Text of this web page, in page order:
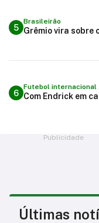
5
Brasileirão
Grêmio vira sobre
6
Futebol internacional
Com Endrick em
Publicidade
Últimas